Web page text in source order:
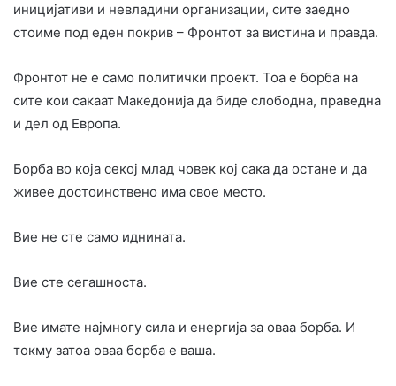
иницијативи и невладини организации, сите заедно
стоиме под еден покрив – Фронтот за вистина и правда.
Фронтот не е само политички проект. Тоа е борба на
сите кои сакаат Македонија да биде слободна, праведна
и дел од Европа.
Борба во која секој млад човек кој сака да остане и да
живее достоинствено има свое место.
Вие не сте само иднината.
Вие сте сегашноста.
Вие имате најмногу сила и енергија за оваа борба. И
токму затоа оваа борба е ваша.